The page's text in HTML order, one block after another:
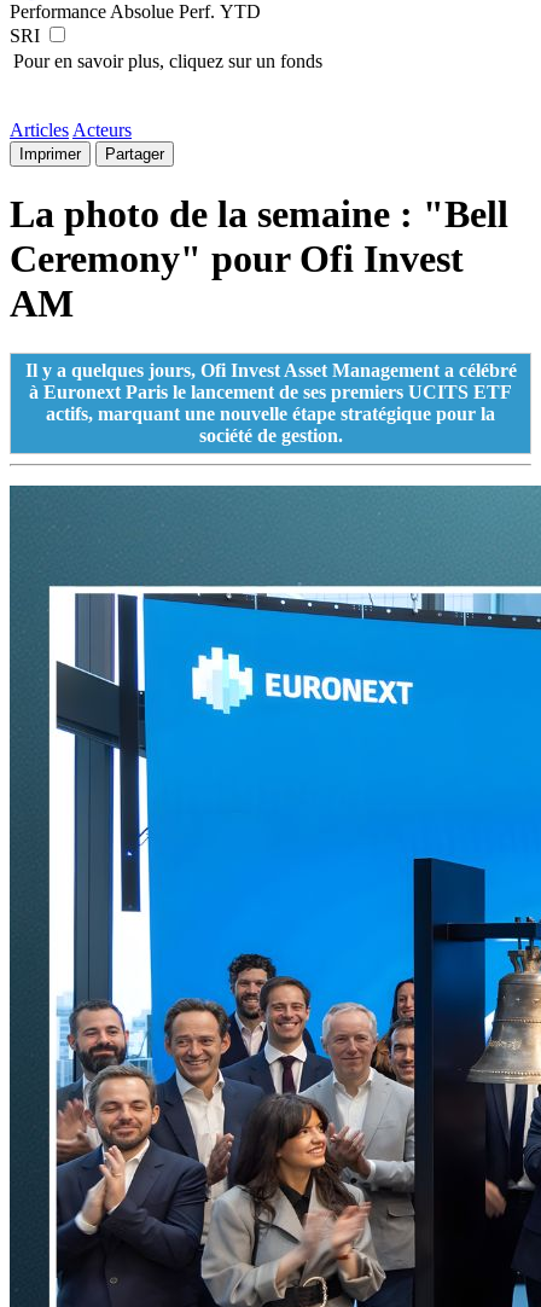
Performance Absolue Perf. YTD
SRI
Pour en savoir plus, cliquez sur un fonds
Articles Acteurs
Imprimer Partager
La photo de la semaine : "Bell
Ceremony" pour Ofi Invest
AM
Il y a quelques jours, Ofi Invest Asset Management a célébré
à Euronext Paris le lancement de ses premiers UCITS ETF
actifs, marquant une nouvelle étape stratégique pour la
société de gestion.